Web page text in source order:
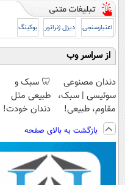
اعتبارسنجی دیزل ژنراتور بوکینگ
از سراسر وب
دندان مصنوعی
سوئیسی | سبک،
مقاوم، طبیعی!
ویزیت
رایگان+پرداخت
اقساطی😍
🦷 سبک و
طبیعی مثل
دندان خودت!
پرداخت اقساطی
💳 📍 تهران
بازگشت به بالای صفحه